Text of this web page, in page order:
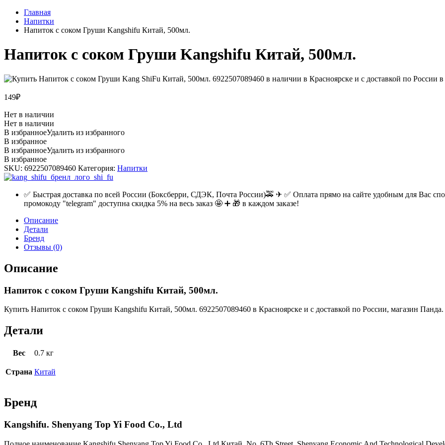
Главная
Напитки
Напиток с соком Груши Kangshifu Китай, 500мл.
Напиток с соком Груши Kangshifu Китай, 500мл.
149₽
Нет в наличии
Нет в наличии
В избранноеУдалить из избранного
В избранное
В избранноеУдалить из избранного
В избранное
SKU: 6922507089460 Категория: Напитки
✅ Быстрая доставка по всей России (Боксберри, СДЭК, Почта России)🚕 ✈ ✅ Оплата прямо на сайте удобным для Вас
промокоду "telegram" доступна скидка 5% на весь заказ 🤩 ➕ 🎁 в каждом заказе!
Описание
Детали
Бренд
Отзывы (0)
Описание
Напиток с соком Груши Kangshifu Китай, 500мл.
Купить Напиток с соком Груши Kangshifu Китай, 500мл. 6922507089460 в Красноярске и с доставкой по России, магазин Панда.
Детали
Вес 0.7 кг
Страна Китай
Бренд
Kangshifu. Shenyang Top Yi Food Co., Ltd